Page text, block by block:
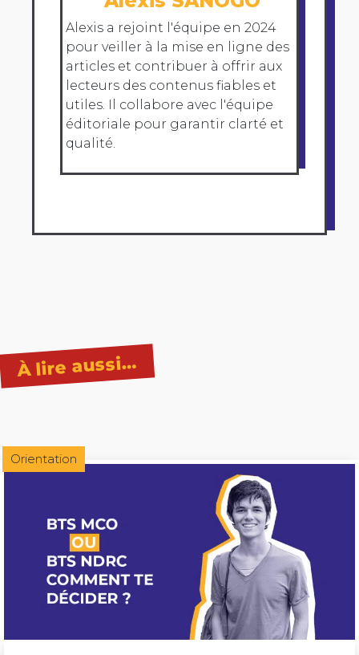
Alexis a rejoint l'équipe en 2024
pour veiller à la mise en ligne des
articles et contribuer à offrir aux
lecteurs des contenus fiables et
utiles. Il collabore avec l'équipe
éditoriale pour garantir clarté et
qualité.
À lire aussi…
Orientation